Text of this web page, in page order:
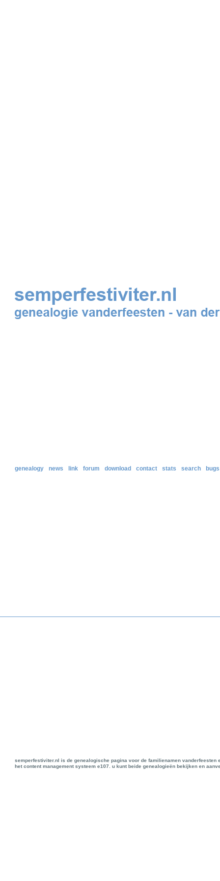
genealogy news link forum download contact stats search bugs
semperfestiviter.nl is de genealogische pagina voor de familienamen
het content management systeem e107. u kunt beide genealogieën bekijken en